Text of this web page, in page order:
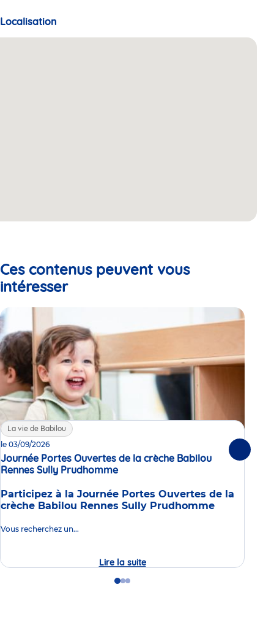
Localisation
Ces contenus peuvent vous
intéresser
La vie de Babilou
le 03/09/2026
Journée Portes Ouvertes de la crèche Babilou
Rennes Sully Prudhomme
Participez à la Journée Portes Ouvertes de la
crèche Babilou Rennes Sully Prudhomme
Vous recherchez un...
Lire la suiteJournée
Portes
GoGoGo